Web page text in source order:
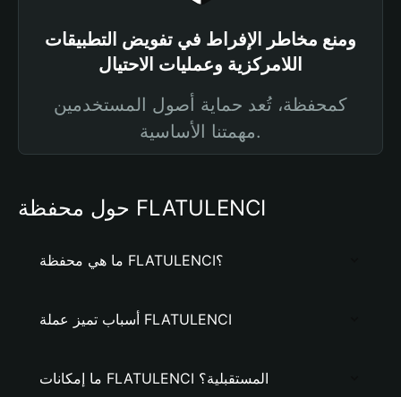
ومنع مخاطر الإفراط في تفويض التطبيقات
اللامركزية وعمليات الاحتيال
كمحفظة، تُعد حماية أصول المستخدمين
مهمتنا الأساسية.
حول محفظة FLATULENCI
ما هي محفظة FLATULENCI؟
أسباب تميز عملة FLATULENCI
ما إمكانات FLATULENCI المستقبلية؟